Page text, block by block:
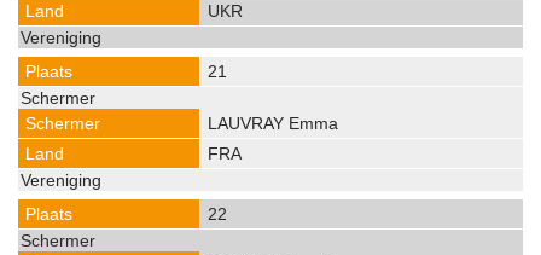
UKR
21
LAUVRAY Emma
FRA
22